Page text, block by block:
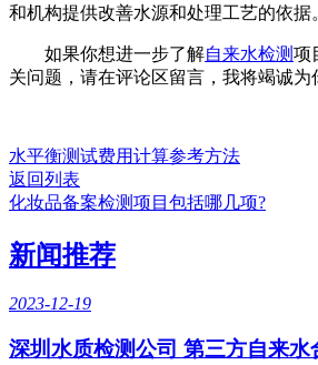
和机构提供改善水源和处理工艺的依据
如果你想进一步了解自来水检测项
关问题，请在评论区留言，我将竭诚为
水平衡测试费用计算参考方法
返回列表
化妆品备案检测项目包括哪几项?
新闻推荐
2023-12-19
深圳水质检测公司 第三方自来